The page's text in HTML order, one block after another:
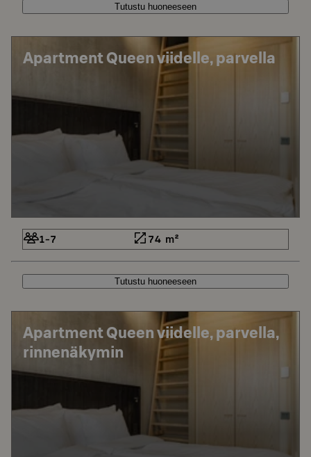
Tutustu huoneeseen
Apartment Queen viidelle, parvella
1-7 74 m²
Tutustu huoneeseen
Apartment Queen viidelle, parvella,
rinnenäkymin